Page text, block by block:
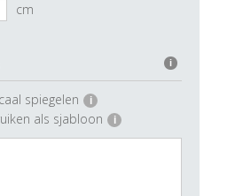
cm
i
spiegelen i
als sjabloon i